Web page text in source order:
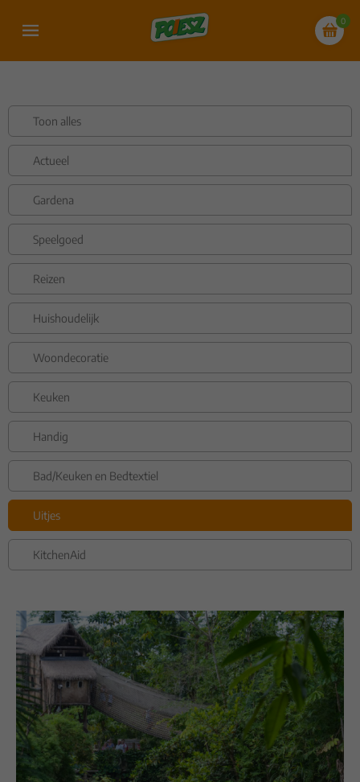
0
Toon alles
Actueel
Gardena
Speelgoed
Reizen
Huishoudelijk
Woondecoratie
Keuken
Handig
Bad/Keuken en Bedtextiel
Uitjes
KitchenAid